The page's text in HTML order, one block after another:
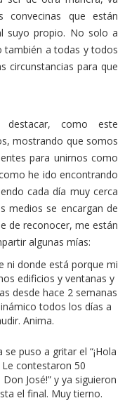
que están
suyo propio. No solo a
también a todas y todos
circunstancias para que
como este
mostrando que somos
para unirnos como
he ido encontrando
cada día muy cerca
medios se encargan de
de reconocer, me están
algunas mías:
ni donde está porque mi
edificios y ventanas y
desde hace 2 semanas
todos los días a
Anima.
puso a gritar el “¡Hola
Le contestaron 50
José!” y ya siguieron
el final. Muy tierno.